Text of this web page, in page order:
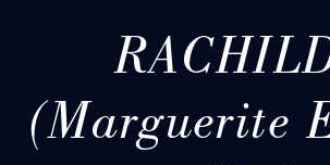
(Marguerite